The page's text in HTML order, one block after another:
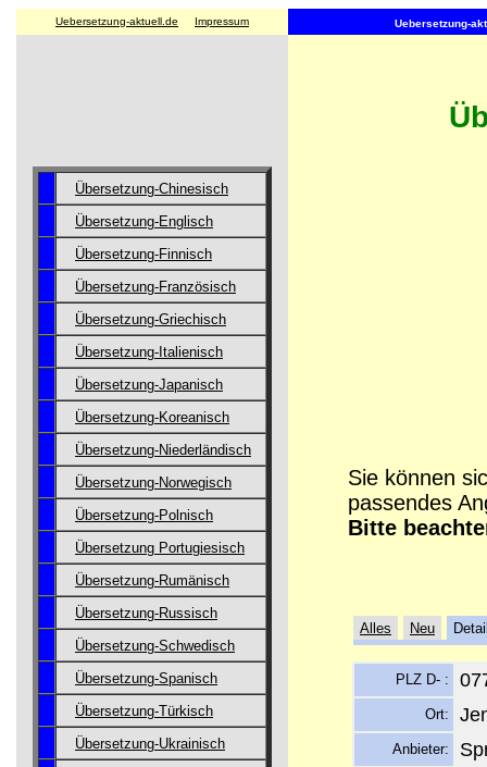
Uebersetzung-aktuell.de Impressum Uebersetzung-
Übersetzung-Chinesisch
Übersetzung-Englisch
Übersetzung-Finnisch
Übersetzung-Französisch
Übersetzung-Griechisch
Übersetzung-Italienisch
Übersetzung-Japanisch
Übersetzung-Koreanisch
Übersetzung-Niederländisch
Übersetzung-Norwegisch
Übersetzung-Polnisch
Übersetzung Portugiesisch
Übersetzung-Rumänisch
Übersetzung-Russisch
Übersetzung-Schwedisch
Übersetzung-Spanisch
Übersetzung-Türkisch
Übersetzung-Ukrainisch
Sie können
passendes
Bitte
Alles Neu
PLZ D- :
Ort:
Anbieter: